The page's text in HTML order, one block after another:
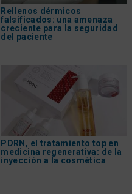
Rellenos dérmicos
falsificados: una amenaza
creciente para la seguridad
del paciente
PDRN, el tratamiento top en
medicina regenerativa: de la
inyección a la cosmética